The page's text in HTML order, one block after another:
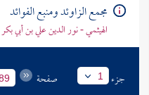
مجمع الزاوئد ومنبع الفوائد
الهيثمي - نور الدين علي بن أبي
جزء 1 صفحة